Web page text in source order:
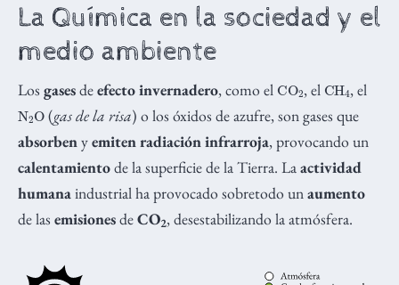
La Química en la sociedad y el
medio ambiente
Los gasesdeefecto invernadero, como el CO
A2 , el CH
A4 , el
N A
2O (gas de la risa) o los óxidos de azufre, son gases que
absorben yemiten radiación infrarroja, provocando un
calentamientode la superficie de la Tierra. La actividad
humana industrial ha provocado sobretodo un aumento
de las emisionesdeCO2, desestabilizando la atmósfera.